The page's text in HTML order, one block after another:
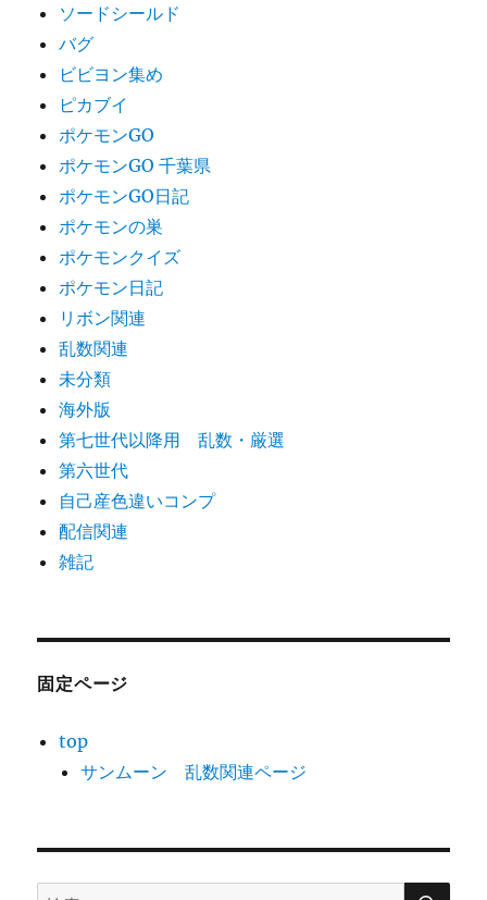
ソードシールド
バグ
ビビヨン集め
ピカブイ
ポケモンGO
ポケモンGO 千葉県
ポケモンGO日記
ポケモンの巣
ポケモンクイズ
ポケモン日記
リボン関連
乱数関連
未分類
海外版
第七世代以降用 乱数・厳選
第六世代
自己産色違いコンプ
配信関連
雑記
固定ページ
top
サンムーン 乱数関連ページ
検